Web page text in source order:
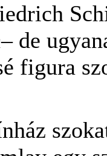
– de
figura